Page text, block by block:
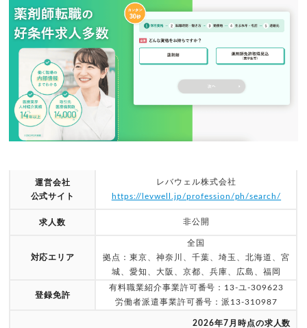
運営会社
公式サイト
レバウェル株式会社
https://levwell.jp/profession/ph/search/
求人数 非公開
対応エリア
全国
拠点：東京、神奈川、千葉、埼玉、北海道、宮
城、愛知、大阪、京都、兵庫、広島、福岡
登録免許
有料職業紹介事業許可番号：13-ユ-309623
労働者派遣事業許可番号：派13-310987
2026年7月時点の求人数